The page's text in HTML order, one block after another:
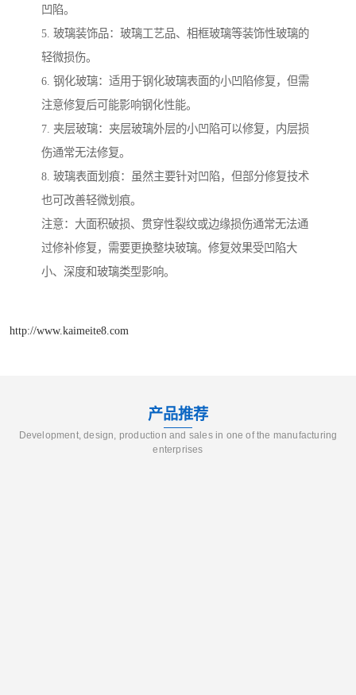
凹陷。
5. 玻璃装饰品：玻璃工艺品、相框玻璃等装饰性玻璃的
轻微损伤。
6. 钢化玻璃：适用于钢化玻璃表面的小凹陷修复，但需
注意修复后可能影响钢化性能。
7. 夹层玻璃：夹层玻璃外层的小凹陷可以修复，内层损
伤通常无法修复。
8. 玻璃表面划痕：虽然主要针对凹陷，但部分修复技术
也可改善轻微划痕。
注意：大面积破损、贯穿性裂纹或边缘损伤通常无法通
过修补修复，需要更换整块玻璃。修复效果受凹陷大
小、深度和玻璃类型影响。
http://www.kaimeite8.com
产品推荐
Development, design, production and sales in one of the manufacturing
enterprises